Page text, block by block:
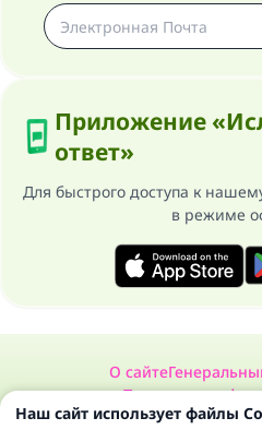
Приложение
ответ»
Для быстрого доступа к
в режиме
О сайте
Политика
Сайт «Ислам: вопрос и ответ».
Наш сайт использует файлы